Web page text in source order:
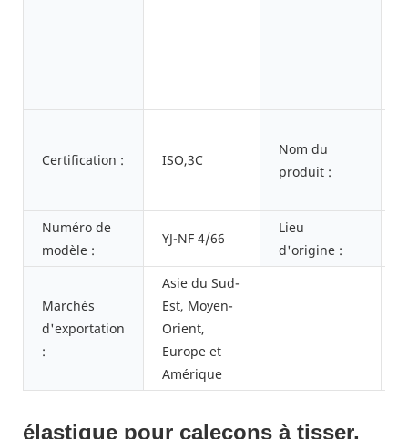
Certification : ISO,3C
Nom du
produit :
Numéro de
modèle :
YJ-NF 4/66
Lieu
d'origine :
Marchés
d'exportation
:
Asie du Sud-
Est, Moyen-
Orient,
Europe et
Amérique
élastique pour caleçons à tisser,